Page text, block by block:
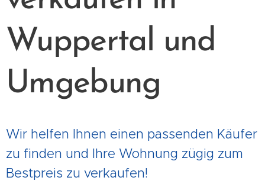
Wuppertal und
Umgebung
Wir helfen Ihnen einen passenden Käufer
zu finden und Ihre Wohnung zügig zum
Bestpreis zu verkaufen!